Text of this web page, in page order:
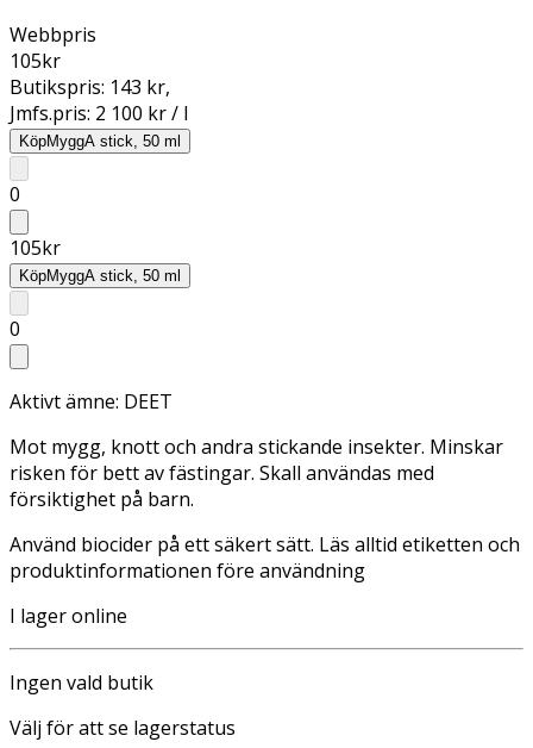
Webbpris
105kr
Butikspris: 143 kr,
Jmfs.pris: 2 100 kr / l
KöpMyggA stick, 50 ml
0
105kr
KöpMyggA stick, 50 ml
0
Aktivt ämne: DEET
Mot mygg, knott och andra stickande insekter. Minskar
risken för bett av fästingar. Skall användas med
försiktighet på barn.
Använd biocider på ett säkert sätt. Läs alltid etiketten och
produktinformationen före användning
I lager online
Ingen vald butik
Välj för att se lagerstatus